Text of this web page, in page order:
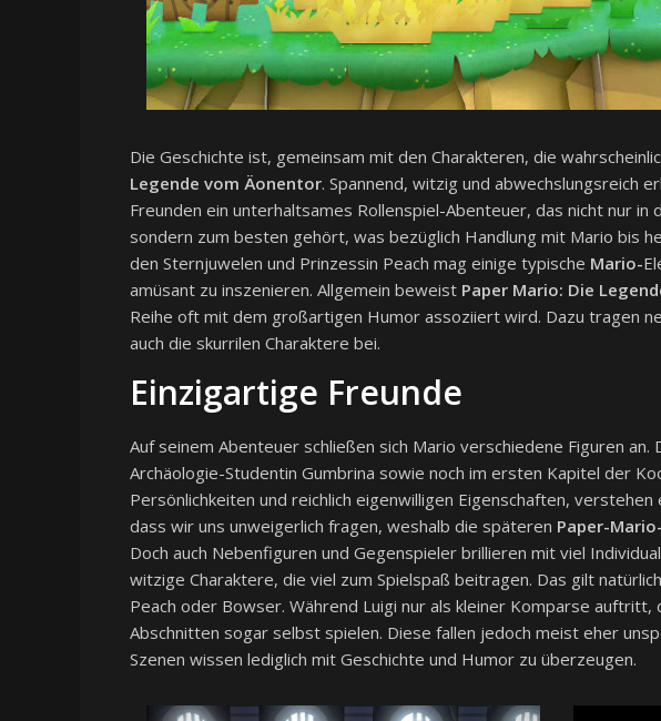
Die Geschichte ist, gemeinsam mit den Charakteren, die
Legende vom Äonentor. Spannend, witzig und abwechslungsreich
Freunden ein unterhaltsames Rollenspiel-Abenteuer, das nicht nur in
sondern zum besten gehört, was bezüglich Handlung mit Mario bis
den Sternjuwelen und Prinzessin Peach mag einige typische Mario-
amüsant zu inszenieren. Allgemein beweist Paper Mario: Die
Reihe oft mit dem großartigen Humor assoziiert wird. Dazu tragen
auch die skurrilen Charaktere bei.
Einzigartige Freunde
Auf seinem Abenteuer schließen sich Mario verschiedene Figuren an.
Archäologie-Studentin Gumbrina sowie noch im ersten Kapitel der
Persönlichkeiten und reichlich eigenwilligen Eigenschaften,
dass wir uns unweigerlich fragen, weshalb die späteren Paper-Mario-
Doch auch Nebenfiguren und Gegenspieler brillieren mit viel
witzige Charaktere, die viel zum Spielspaß beitragen. Das gilt
Peach oder Bowser. Während Luigi nur als kleiner Komparse auftritt,
Abschnitten sogar selbst spielen. Diese fallen jedoch meist eher
Szenen wissen lediglich mit Geschichte und Humor zu überzeugen.